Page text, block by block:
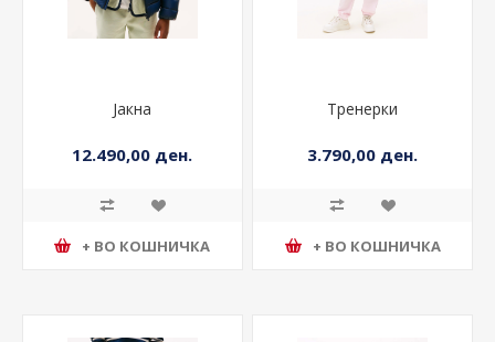
Јакна
12.490,00 ден.
+ ВО КОШНИЧКА
Тренерки
3.790,00 ден.
+ ВО КОШНИЧКА